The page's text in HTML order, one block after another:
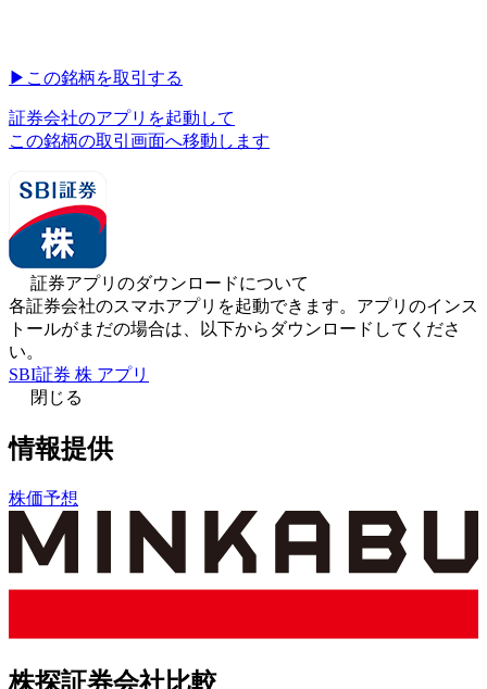
▶︎ この銘柄を取引する
証券会社のアプリを起動して
この銘柄の取引画面へ移動します
証券アプリのダウンロードについて
各証券会社のスマホアプリを起動できます。アプリのインス
トールがまだの場合は、以下からダウンロードしてくださ
い。
SBI証券 株 アプリ
閉じる
情報提供
株価予想
株探証券会社比較